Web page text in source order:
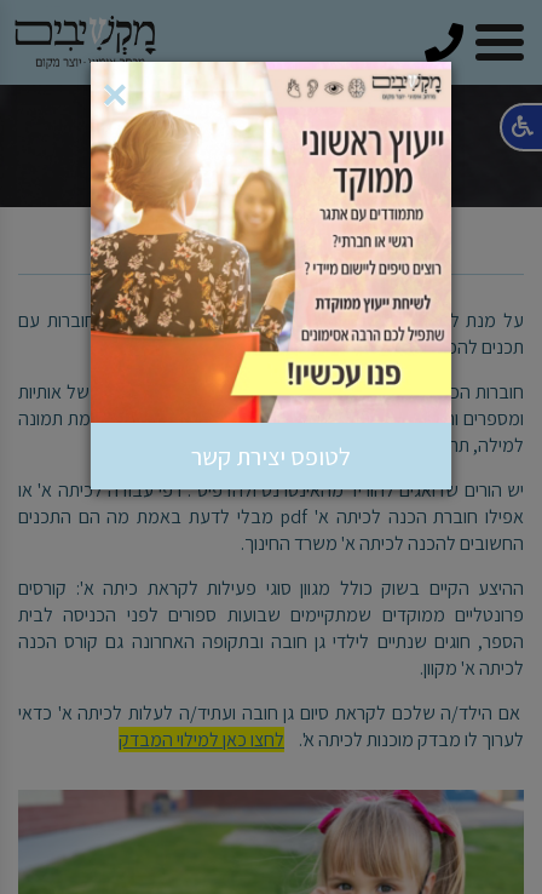
מבדק מוכנות לכיתה א
על מנת להכין את הילדים לבית ספר – הורים רבים רוכשים חוברות עם
תכנים להכנה לכיתה א'.
חוברות הכנה לכיתה א' מכילות בדרך כלל דפי צביעה וכתיבה של אותיות
ומספרים וחלקן מכילות משימות של התאמת צליל למילה, התאמת תמונה
למילה, תרגילי חיבור פשוטים ועוד..
יש הורים שדואגים להוריד מהאינטרנט ולהדפיס . דפי עבודה לכיתה א' או
אפילו חוברת הכנה לכיתה א' pdf מבלי לדעת באמת מה הם התכנים
החשובים להכנה לכיתה א' משרד החינוך.
ההיצע הקיים בשוק כולל מגוון סוגי פעילות לקראת כיתה א': קורסים
פרונטליים ממוקדים שמתקיימים שבועות ספורים לפני הכניסה לבית
הספר, חוגים שנתיים לילדי גן חובה ובתקופה האחרונה גם קורס הכנה
לכיתה א' מקוון.
אם הילד/ה שלכם לקראת סיום גן חובה ועתיד/ה לעלות לכיתה א' כדאי
לערוך לו מבדק מוכנות לכיתה א'. לחצו כאן למילוי המבדק
×
לטופס יצירת קשר